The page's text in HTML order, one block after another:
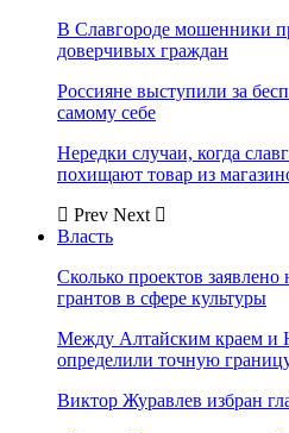
В Славгороде мошенники
доверчивых граждан
Россияне выступили за
самому себе
Нередки случаи, когда
похищают товар из
Prev Next
Власть
Сколько проектов
грантов в сфере культуры
Между Алтайским краем и
определили точную
Виктор Журавлев избран